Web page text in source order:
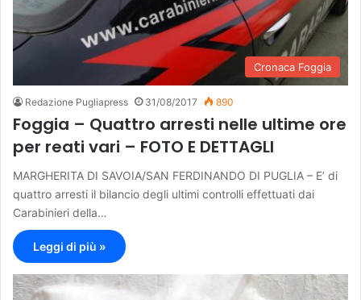
Cronaca Foggia
Redazione Pugliapress 31/08/2017 890
Foggia – Quattro arresti nelle ultime ore
per reati vari – FOTO E DETTAGLI
MARGHERITA DI SAVOIA/SAN FERDINANDO DI PUGLIA – E’ di
quattro arresti il bilancio degli ultimi controlli effettuati dai
Carabinieri della…
Leggi di più »